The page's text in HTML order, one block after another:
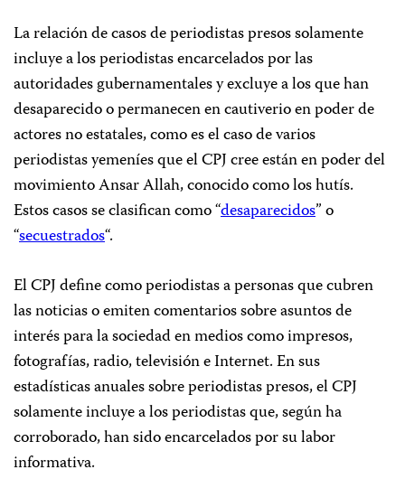
La relación de casos de periodistas presos solamente
incluye a los periodistas encarcelados por las
autoridades gubernamentales y excluye a los que han
desaparecido o permanecen en cautiverio en poder de
actores no estatales, como es el caso de varios
periodistas yemeníes que el CPJ cree están en poder del
movimiento Ansar Allah, conocido como los hutís.
Estos casos se clasifican como “desaparecidos” o
“secuestrados“.
El CPJ define como periodistas a personas que cubren
las noticias o emiten comentarios sobre asuntos de
interés para la sociedad en medios como impresos,
fotografías, radio, televisión e Internet. En sus
estadísticas anuales sobre periodistas presos, el CPJ
solamente incluye a los periodistas que, según ha
corroborado, han sido encarcelados por su labor
informativa.